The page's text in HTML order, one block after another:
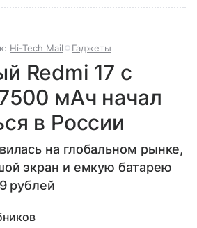
Hi-Tech Mail Гаджеты
Redmi 17 с
мАч начал
в России
на глобальном рынке,
экран и емкую батарею
рублей